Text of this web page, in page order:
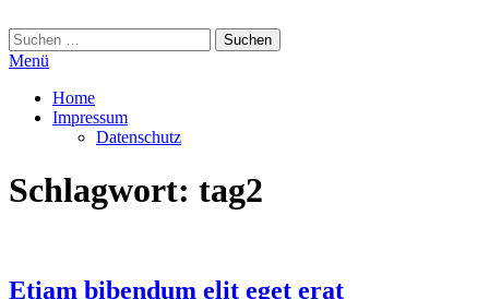
Inhalt
springen
Suchen
nach:
Menü
Home
Impressum
Datenschutz
Schlagwort: tag2
Etiam bibendum elit eget erat